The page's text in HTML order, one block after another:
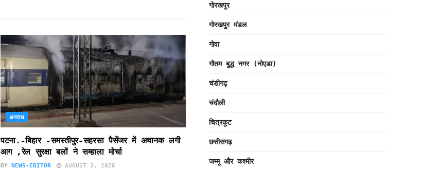
अपराध
पटना.-बिहार -समस्तीपुर-सहरसा पैसेंजर में अचानक लगी
आग ,रेल सुरक्षा बलों ने सम्हाला मोर्चा
BY NEWS-EDITOR AUGUST 3, 2026
गोरखपुर
गोरखपुर मंडल
गोवा
गौतम बुद्ध नगर (नोएडा)
चंडीगढ़
चंदौली
चित्रकूट
छत्तीसगढ़
जम्मू और कश्मीर